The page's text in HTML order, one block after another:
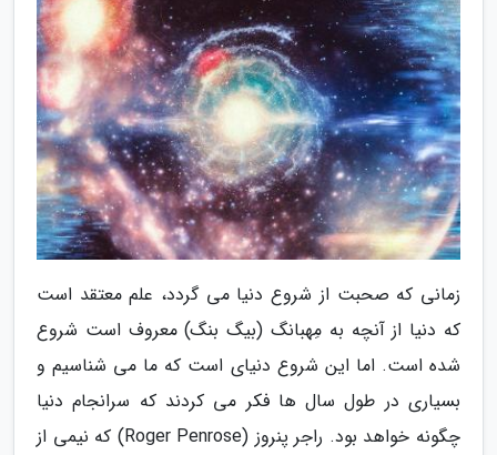
زمانی که صحبت از شروع دنیا می گردد، علم معتقد است
که دنیا از آنچه به مِهبانگ (بیگ بنگ) معروف است شروع
شده است. اما این شروع دنیای است که ما می شناسیم و
بسیاری در طول سال ها فکر می کردند که سرانجام دنیا
چگونه خواهد بود. راجر پنروز (Roger Penrose) که نیمی از